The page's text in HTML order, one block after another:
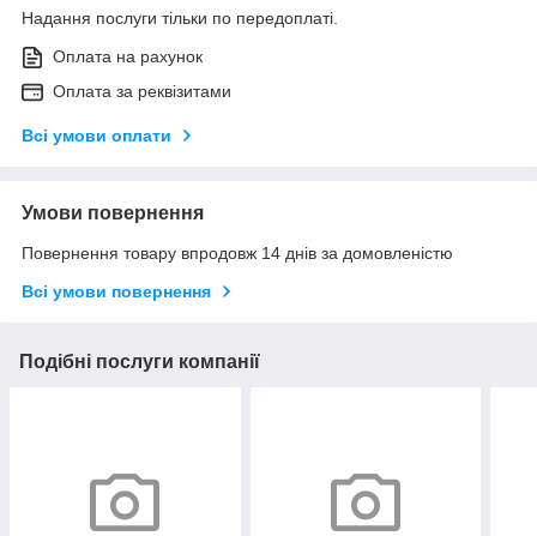
Надання послуги тільки по передоплаті.
Оплата на рахунок
Оплата за реквізитами
Всі умови оплати
Умови повернення
Повернення товару впродовж 14 днів за домовленістю
Всі умови повернення
Подібні послуги компанії